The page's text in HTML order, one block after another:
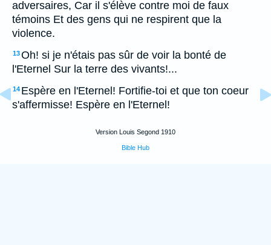
adversaires, Car il s'élève contre moi de faux
témoins Et des gens qui ne respirent que la
violence.
13Oh! si je n'étais pas sûr de voir la bonté de
l'Eternel Sur la terre des vivants!...
14 Espère en l'Eternel! Fortifie-toi et que ton coeur
s'affermisse! Espère en l'Eternel!
Version Louis Segond 1910
Bible Hub